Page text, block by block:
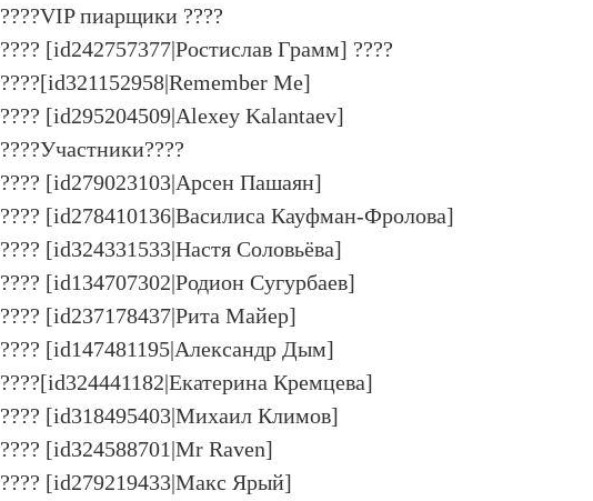
????VIP пиарщики ????
???? [id242757377|Ростислав Грамм] ????
????[id321152958|Remember Me]
???? [id295204509|Alexey Kalantaev]
????Участники????
???? [id279023103|Арсен Пашаян]
???? [id278410136|Василиса Кауфман-Фролова]
???? [id324331533|Настя Соловьёва]
???? [id134707302|Родион Сугурбаев]
???? [id237178437|Рита Майер]
???? [id147481195|Александр Дым]
????[id324441182|Екатерина Кремцева]
???? [id318495403|Михаил Климов]
???? [id324588701|Mr Raven]
???? [id279219433|Макс Ярый]